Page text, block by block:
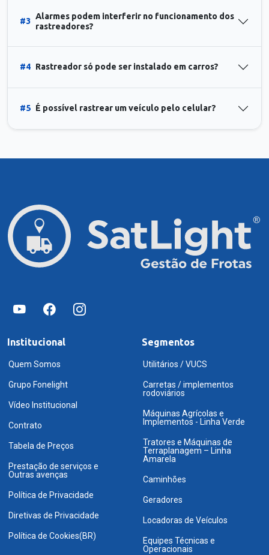
#3
Alarmes podem interferir no funcionamento dos
rastreadores?
#4 Rastreador só pode ser instalado em carros?
#5 É possível rastrear um veículo pelo celular?
Institucional
Quem Somos
Grupo Fonelight
Vídeo Institucional
Contrato
Tabela de Preços
Prestação de serviços e
Outras avenças
Política de Privacidade
Diretivas de Privacidade
Política de Cookies(BR)
Segmentos
Utilitários / VUCS
Carretas / implementos
rodoviários
Máquinas Agrícolas e
Implementos - Linha Verde
Tratores e Máquinas de
Terraplanagem – Linha
Amarela
Caminhões
Geradores
Locadoras de Veículos
Equipes Técnicas e
Operacionais